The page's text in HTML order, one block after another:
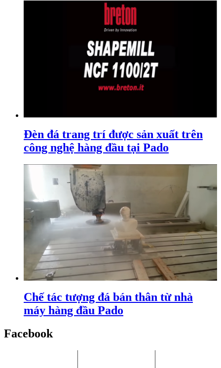
Đèn đá trang trí được sản xuất trên
công nghệ hàng đầu tại Pado
Chế tác tượng đá bán thân từ nhà
máy hàng đầu Pado
Facebook